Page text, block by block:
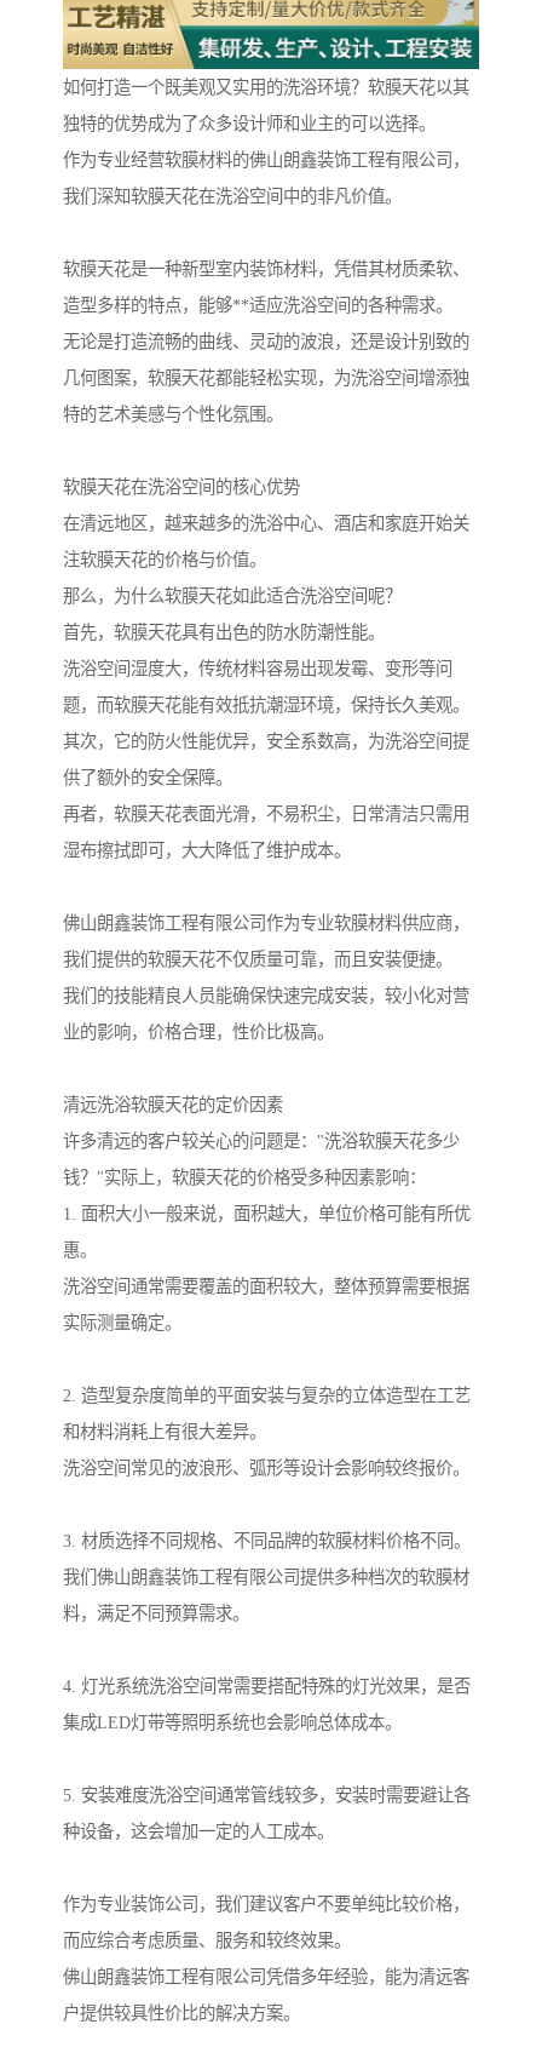
如何打造一个既美观又实用的洗浴环境？软膜天花以其
独特的优势成为了众多设计师和业主的可以选择。
作为专业经营软膜材料的佛山朗鑫装饰工程有限公司，
我们深知软膜天花在洗浴空间中的非凡价值。
软膜天花是一种新型室内装饰材料，凭借其材质柔软、
造型多样的特点，能够**适应洗浴空间的各种需求。
无论是打造流畅的曲线、灵动的波浪，还是设计别致的
几何图案，软膜天花都能轻松实现，为洗浴空间增添独
特的艺术美感与个性化氛围。
软膜天花在洗浴空间的核心优势
在清远地区，越来越多的洗浴中心、酒店和家庭开始关
注软膜天花的价格与价值。
那么，为什么软膜天花如此适合洗浴空间呢？
首先，软膜天花具有出色的防水防潮性能。
洗浴空间湿度大，传统材料容易出现发霉、变形等问
题，而软膜天花能有效抵抗潮湿环境，保持长久美观。
其次，它的防火性能优异，安全系数高，为洗浴空间提
供了额外的安全保障。
再者，软膜天花表面光滑，不易积尘，日常清洁只需用
湿布擦拭即可，大大降低了维护成本。
佛山朗鑫装饰工程有限公司作为专业软膜材料供应商，
我们提供的软膜天花不仅质量可靠，而且安装便捷。
我们的技能精良人员能确保快速完成安装，较小化对营
业的影响，价格合理，性价比极高。
清远洗浴软膜天花的定价因素
许多清远的客户较关心的问题是："洗浴软膜天花多少
钱？"实际上，软膜天花的价格受多种因素影响：
1. 面积大小一般来说，面积越大，单位价格可能有所优
惠。
洗浴空间通常需要覆盖的面积较大，整体预算需要根据
实际测量确定。
2. 造型复杂度简单的平面安装与复杂的立体造型在工艺
和材料消耗上有很大差异。
洗浴空间常见的波浪形、弧形等设计会影响较终报价。
3. 材质选择不同规格、不同品牌的软膜材料价格不同。
我们佛山朗鑫装饰工程有限公司提供多种档次的软膜材
料，满足不同预算需求。
4. 灯光系统洗浴空间常需要搭配特殊的灯光效果，是否
集成LED灯带等照明系统也会影响总体成本。
5. 安装难度洗浴空间通常管线较多，安装时需要避让各
种设备，这会增加一定的人工成本。
作为专业装饰公司，我们建议客户不要单纯比较价格，
而应综合考虑质量、服务和较终效果。
佛山朗鑫装饰工程有限公司凭借多年经验，能为清远客
户提供较具性价比的解决方案。